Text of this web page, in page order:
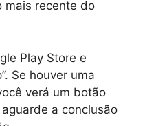
mais recente do
Play Store e
Se houver uma
verá um botão
aguarde a conclusão